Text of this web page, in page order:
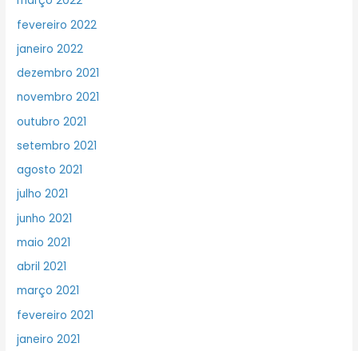
fevereiro 2022
janeiro 2022
dezembro 2021
novembro 2021
outubro 2021
setembro 2021
agosto 2021
julho 2021
junho 2021
maio 2021
abril 2021
março 2021
fevereiro 2021
janeiro 2021